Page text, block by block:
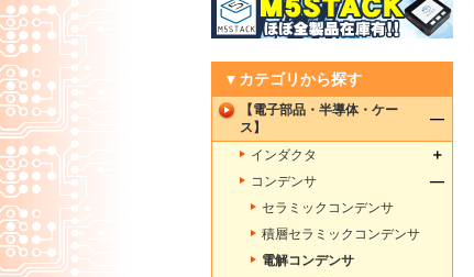
▼カテゴリから探す
【電子部品・半導体・ケー
ス】
インダクタ
コンデンサ
セラミックコンデンサ
積層セラミックコンデンサ
電解コンデンサ